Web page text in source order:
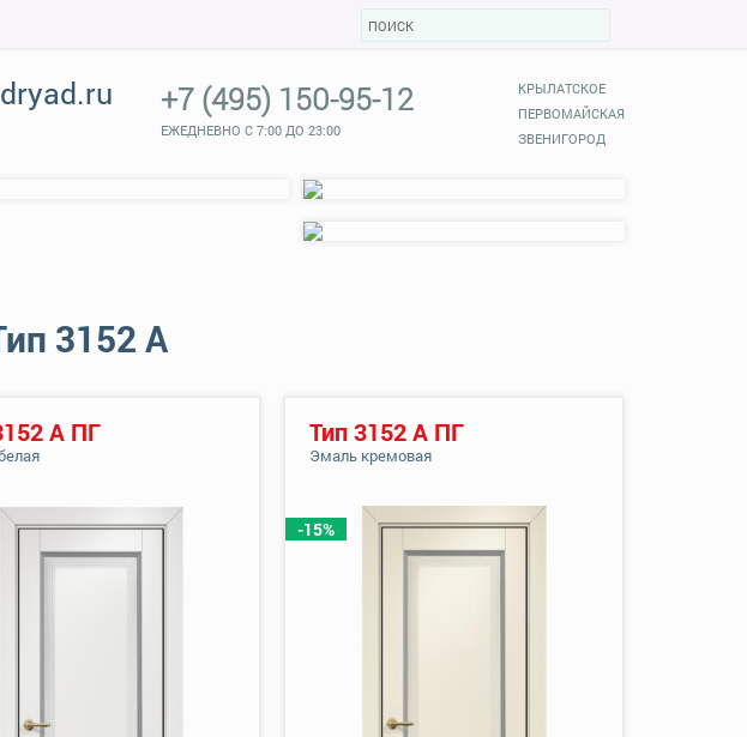
КРЫЛАТСКОЕ
ПЕРВОМАЙСКАЯ
ЗВЕНИГОРОД
+7 (495) 150-95-12
ЕЖЕДНЕВНО С 7:00 ДО 23:00
3152 А
А ПГ
-15%
Тип 3152 А ПГ
Эмаль кремовая